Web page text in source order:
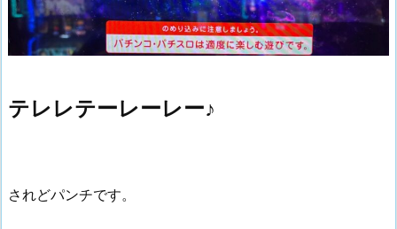
テレレテーレーレー♪
されどパンチです。